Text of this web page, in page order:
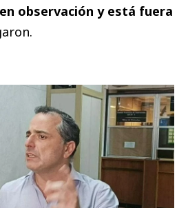
observación y está fuera